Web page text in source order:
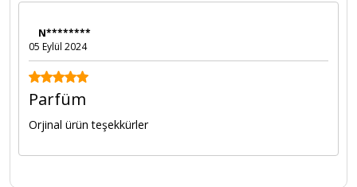
Parfüm
Orjinal ürün teşekkürler
N********
05 Eylül 2024